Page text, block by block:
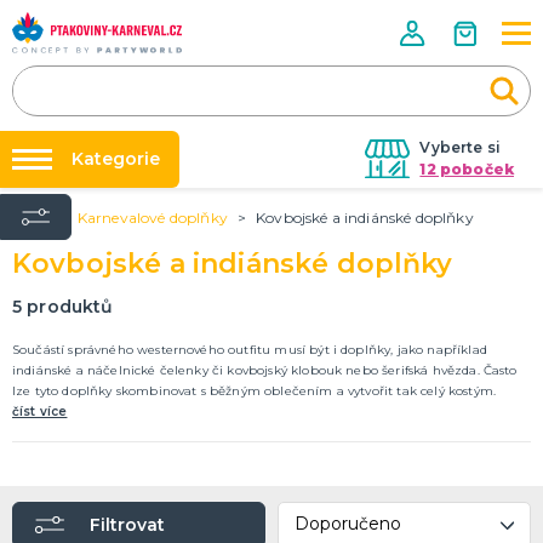
Vyberte si
12 poboček
Půjčovna kostýmů
Párty výzdoba na klíč
Nafukování balónků
Prodejny
Rozvoz
Párty Blog
Kariéra
Kontakt
Kategorie
HALLOWEENSKÉ ZBOŽÍ
Dámské Halloweenské kostýmy
Dětské Halloweenské kostýmy
PÁRTY DOPLŇKY PRO ORIGINÁLNÍ ZÁBAVU
Balónky a dekorace
Párty vychytávky
Rozlučka se svobodou
DALŠÍ KATEGORIE
Úvod Karnevalové doplňky Kovbojské a indiánské doplňky
Kovbojské a indiánské doplňky
5 produktů
Součástí správného westernového outfitu musí být i doplňky, jako například
indiánské a náčelnické čelenky či kovbojský klobouk nebo šerifská hvězda. Často
lze tyto doplňky skombinovat s běžným oblečením a vytvořit tak celý kostým.
číst více
Filtrovat